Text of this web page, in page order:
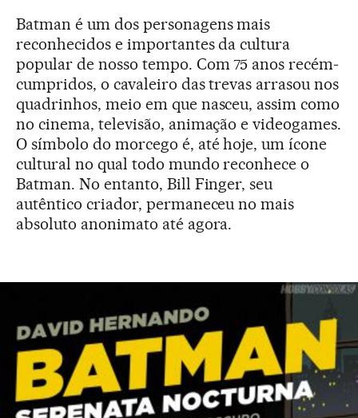
Batman é um dos personagens mais
reconhecidos e importantes da cultura
popular de nosso tempo. Com 75 anos recém-
cumpridos, o cavaleiro das trevas arrasou nos
quadrinhos, meio em que nasceu, assim como
no cinema, televisão, animação e videogames.
O símbolo do morcego é, até hoje, um ícone
cultural no qual todo mundo reconhece o
Batman. No entanto, Bill Finger, seu
autêntico criador, permaneceu no mais
absoluto anonimato até agora.